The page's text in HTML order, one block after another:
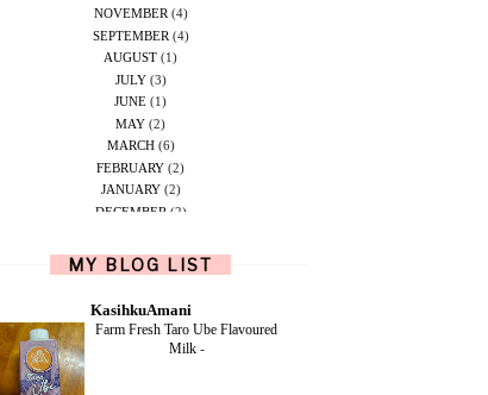
NOVEMBER (4)
SEPTEMBER (4)
AUGUST (1)
JULY(3)
JUNE (1)
MAY (2)
MARCH(6)
FEBRUARY (2)
JANUARY(2)
DECEMBER (2)
OCTOBER(1)
SEPTEMBER(2)
MAY
(4)
(2)
MY BLOG LIST
KasihkuAmani
Farm Fresh Taro Ube Flavoured
Milk -